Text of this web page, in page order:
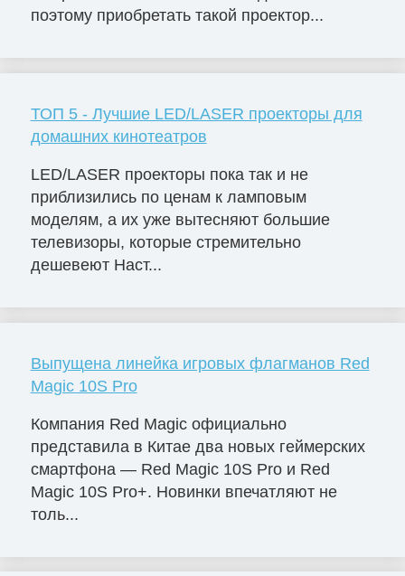
поэтому приобретать такой проектор...
ТОП 5 - Лучшие LED/LASER проекторы для
домашних кинотеатров
LED/LASER проекторы пока так и не
приблизились по ценам к ламповым
моделям, а их уже вытесняют большие
телевизоры, которые стремительно
дешевеют Наст...
Выпущена линейка игровых флагманов Red
Magic 10S Pro
Компания Red Magic официально
представила в Китае два новых геймерских
смартфона — Red Magic 10S Pro и Red
Magic 10S Pro+. Новинки впечатляют не
толь...